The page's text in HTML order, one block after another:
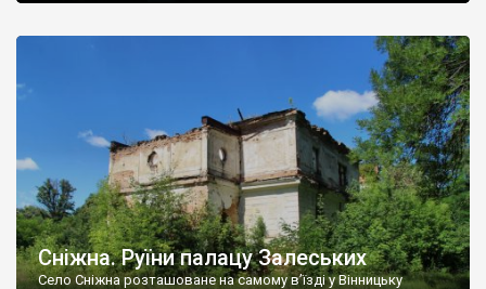
Наддністрянське відрізняється від більшості навколишніх
сіл. У селі є мурована Михайлівська церква. Точної дати […]
Сніжна. Руїни палацу Залеських
Село Сніжна розташоване на самому в’їзді у Вінницьку